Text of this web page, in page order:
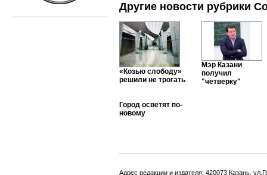
Другие новости рубрики
«Козью слободу»
решили не трогать
Мэр Казани
получил
"четверку"
Город осветят по-
новому
Адрес редакции и издателя: 420073 Казань,